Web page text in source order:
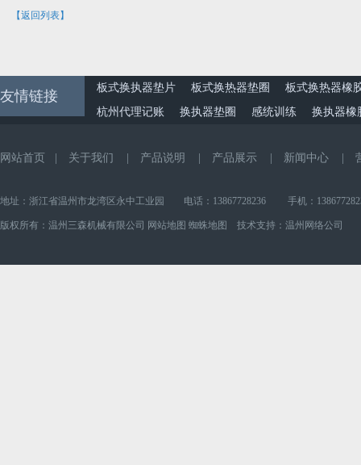
【返回列表】
友情链接
板式换执器垫片 板式换热器垫圈
板式换热器橡
杭州代理记账
换执器垫圈 感统训练 换执器橡
网站首页 | 关于我们 | 产品说明 | 产品展示 | 新闻中心 |
地址：浙江省温州市龙湾区永中工业园 电话：13867728236 手机：
版权所有：温州三森机械有限公司 网站地图 蜘蛛地图 技术支持： 温州网络公司